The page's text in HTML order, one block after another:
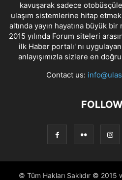
kavuşarak sadece
ulaşım sistemlerine hitap etmek
altında yayın hayatına büyük
2015 yılında Forum siteleri
ilk Haber portalı' nı
anlayışımızla sizlere en
Contact us:
© Tüm Hakları Saklıdır © 2015